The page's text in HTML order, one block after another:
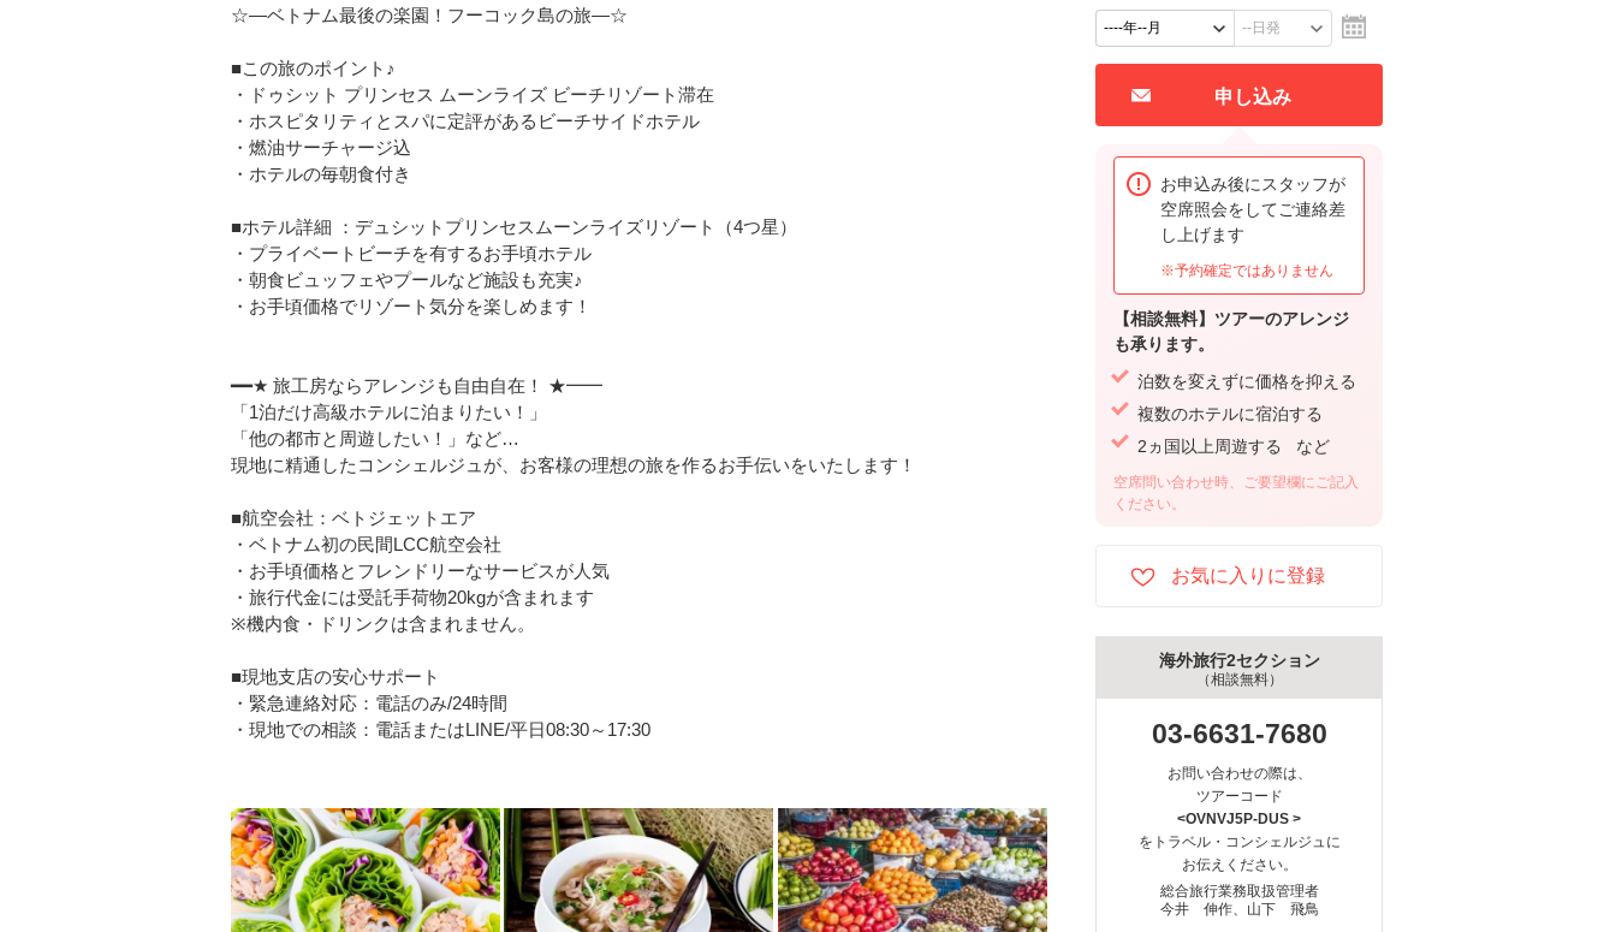
☆―ベトナム最後の楽園！フーコック島の旅―☆
■この旅のポイント♪
・ドゥシット プリンセス ムーンライズ ビーチリゾート滞在
・ホスピタリティとスパに定評があるビーチサイドホテル
・燃油サーチャージ込
・ホテルの毎朝食付き
■ホテル詳細 ：デュシットプリンセスムーンライズリゾート（4つ星）
・プライベートビーチを有するお手頃ホテル
・朝食ビュッフェやプールなど施設も充実♪
・お手頃価格でリゾート気分を楽しめます！
━━★ 旅工房ならアレンジも自由自在！ ★━━
「1泊だけ高級ホテルに泊まりたい！」
「他の都市と周遊したい！」など…
現地に精通したコンシェルジュが、お客様の理想の旅を作るお手伝いをいたします！
■航空会社：ベトジェットエア
・ベトナム初の民間LCC航空会社
・お手頃価格とフレンドリーなサービスが人気
・旅行代金には受託手荷物20kgが含まれます
※機内食・ドリンクは含まれません。
■現地支店の安心サポート
・緊急連絡対応：電話のみ/24時間
・現地での相談：電話またはLINE/平日08:30～17:30
申し込み
お申込み後にスタッフが
空席照会をしてご連絡差
し上げます
※予約確定ではありません
【相談無料】ツアーのアレンジ
も承ります。
泊数を変えずに価格を抑える
複数のホテルに宿泊する
2ヵ国以上周遊する など
空席問い合わせ時、ご要望欄にご記入
ください。
海外旅行2セクション
（相談無料）
03-6631-7680
お問い合わせの際は、
ツアーコード
<OVNVJ5P-DUS >
をトラベル・コンシェルジュに
お伝えください。
総合旅行業務取扱管理者
今井 伸作、山下 飛鳥